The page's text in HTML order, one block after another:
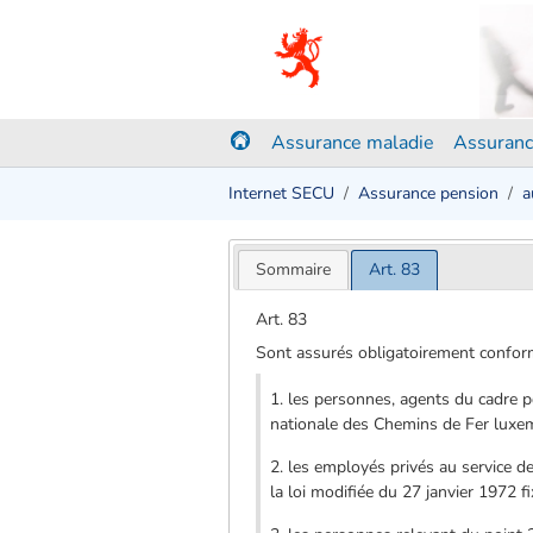
Assurance maladie
Internet SECU Assurance pension
Sommaire Art. 83
Art. 83
Sont assurés obligatoirement
1. les personnes, agents du
nationale des Chemins de Fer
2. les employés privés au service
la loi modifiée du 27 janvier 1972